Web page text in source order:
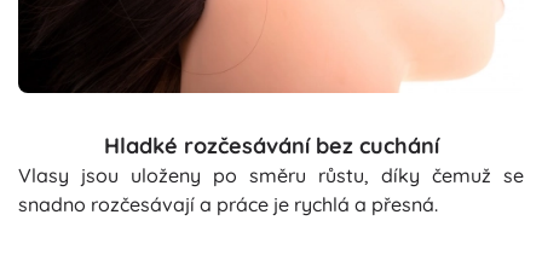
Hladké rozčesávání bez cuchání
Vlasy jsou uloženy po směru růstu, díky čemuž se
snadno rozčesávají a práce je rychlá a přesná.